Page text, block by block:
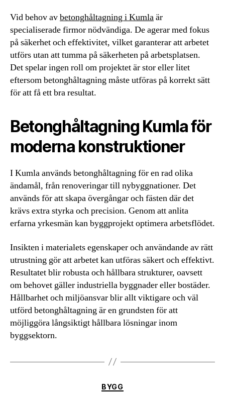
Vid behov avbetonghåltagning i Kumlaär
specialiserade firmor nödvändiga. De agerar med fokus
på säkerhet och effektivitet, vilket garanterar att arbetet
utförs utan att tumma på säkerheten på arbetsplatsen.
Det spelar ingen roll om projektet är stor eller litet
eftersom betonghåltagning måste utföras på korrekt sätt
för att få ett bra resultat.
Betonghåltagning Kumla för
moderna konstruktioner
I Kumla används betonghåltagning för en rad olika
ändamål, från renoveringar till nybyggnationer. Det
används för att skapa övergångar och fästen där det
krävs extra styrka och precision. Genom att anlita
erfarna yrkesmän kan byggprojekt optimera arbetsflödet.
Insikten i materialets egenskaper och användande av rätt
utrustning gör att arbetet kan utföras säkert och effektivt.
Resultatet blir robusta och hållbara strukturer, oavsett
om behovet gäller industriella byggnader eller bostäder.
Hållbarhet och miljöansvar blir allt viktigare och väl
utförd betonghåltagning är en grundsten för att
möjliggöra långsiktigt hållbara lösningar inom
byggsektorn.
Kategorier
BYGG